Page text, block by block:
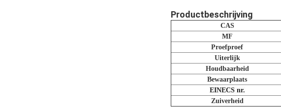
Productbeschrijving
CAS
MF
Proefproef
Uiterlijk
Houdbaarheid
Bewaarplaats
EINECS nr.
Zuiverheid